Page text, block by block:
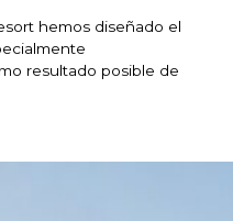
hemos diseñado el
resultado posible de